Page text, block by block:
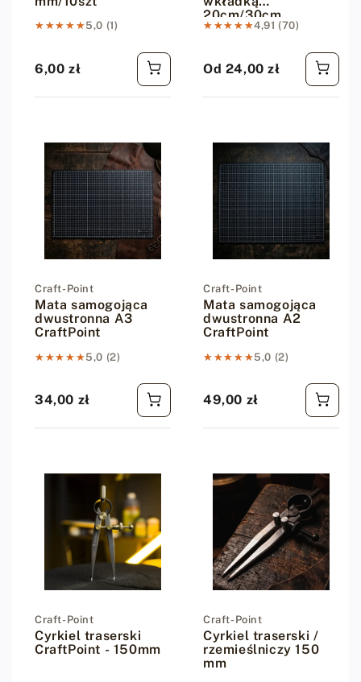
★★★★★
★★★★★5,0 (1)
Cena regularna
6,00 zł
20cm/30cm
★★★★★
★★★★★4,91 (70)
Cena regularna
Od 24,00 zł
Dostawca:
Craft-Point
Mata samogojąca
dwustronna A3
CraftPoint
★★★★★
★★★★★5,0 (2)
Cena regularna
34,00 zł
Dostawca:
Craft-Point
Mata samogojąca
dwustronna A2
CraftPoint
★★★★★
★★★★★5,0 (2)
Cena regularna
49,00 zł
Dostawca:
Craft-Point
Cyrkiel traserski
CraftPoint - 150mm
Dostawca:
Craft-Point
Cyrkiel traserski /
rzemieślniczy 150
mm